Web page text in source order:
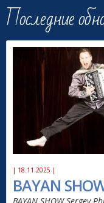
Последние
| 18.11.2025 |
BAYAN